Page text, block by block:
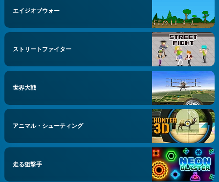
エイジオブウォー
ストリートファイター
世界大戦
アニマル・シューティング
走る狙撃手